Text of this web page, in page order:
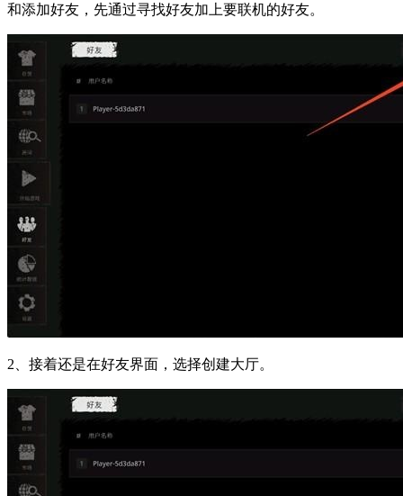
和添加好友，先通过寻找好友加上要联机的好友。
2、接着还是在好友界面，选择创建大厅。